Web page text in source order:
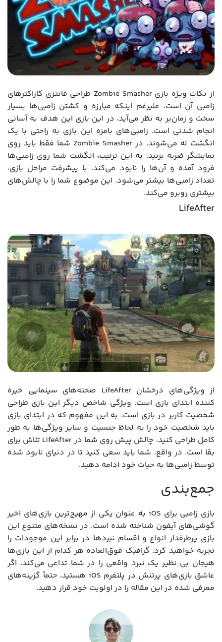
از نکات ویژه بازی Zombie Smasher طراحی فانتزی کاراکترهای
زامبی آن است. علیرغم اینکه مبارزه و کشتن زامبی‌ها بسیار
سخت و زمان‌بر به نظر می‌آید، در این بازی این هدف به آسانی
انجام شدنی است. زامبی‌های بامزه این بازی به راحتی با یک
انگشت له می‌شوند. در Zombie Smasher شما فقط باید روی
نمایشگر ضربه بزنید. به این ترتیب، انگشت شما روی زامبی‌ها
فرود آمده و آن‌ها را نابود می‌کند. با پیشرفت مراحل بازی،
تعداد زامبی‌ها بیشتر می‌شود. این موضوع شما را با چالش‌های
بیشتری روبرو می‌کند.
LifeAfter
از ویژگی‌های درخشان LifeAfter صحنه‌های سینمایی خیره
کننده ابتدای بازی است. ویژگی شاخص دیگر این بازی طراحی
شخصیت کاربر در بازی است. به این مفهوم که در ابتدای بازی
باید شخصیت خود را به لحاظ جنسیت و سایر ویژگی‌ها به طور
کامل طراحی کنید. چالش پیش روی شما در LifeAfter تلاش برای
بقا است. در واقع، شما باید سعی کنید تا در دنیای نابود شده
توسط زامبی‌ها به حیات خود ادامه دهید.
جمع‌بندی
بازی زامبی برای iOS به عنوان یکی از مهیج‌ترین بازی‌های اخیر
گوشی‌های آیفون شناخته شده است. در نسخه‌های متنوع این
بازی پرطرفدار انواع و اقسام نبردها در برابر این موجودات را
تجربه خواهید کرد. گرافیک فوق‌العاده هر کدام از این بازی‌ها
هیجان بی نظیر یک نبرد واقعی را در شما تداعی می‌کند. اگر
عاشق بازی‌های پرتنش در پلتفرم iOS هستید، حتماً گزینه‌های
معرفی شده در این مقاله را در اولویت خود قرار دهید.